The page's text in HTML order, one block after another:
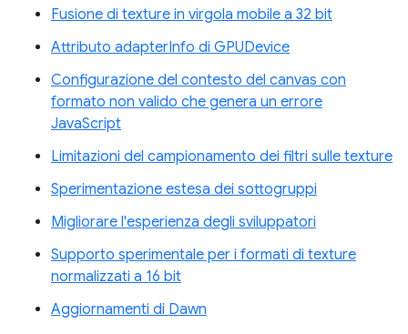
Fusione di texture in virgola mobile a 32 bit
Attributo adapterInfo di GPUDevice
Configurazione del contesto del canvas con
formato non valido che genera un errore
JavaScript
Limitazioni del campionamento dei filtri sulle texture
Sperimentazione estesa dei sottogruppi
Migliorare l'esperienza degli sviluppatori
Supporto sperimentale per i formati di texture
normalizzati a 16 bit
Aggiornamenti di Dawn